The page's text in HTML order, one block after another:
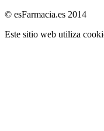
© esFarmacia.es 2014
Este sitio web utiliza